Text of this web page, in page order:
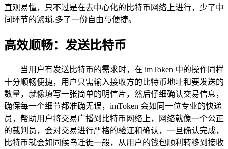
直观易懂，只不过是在去中心化的比特币网络上进行，少了中
间环节的繁琐,多了一份自由与便捷。
高效顺畅：发送比特币
当用户有发送比特币的需求时，在 imToken 中的操作同样
十分顺畅便捷，用户只需输入接收方的比特币地址和要发送的
数量，就像填写一张简单的明信片，然后仔细确认交易信息，
确保每一个细节都准确无误，imToken 会如同一位专业的快递
员，帮助用户将交易广播到比特币网络上，网络就像一个公正
的裁判员，会对交易进行严格的验证和确认，一旦确认完成，
比特币就会如同候鸟迁徙一般，从用户的钱包顺利转移到接收